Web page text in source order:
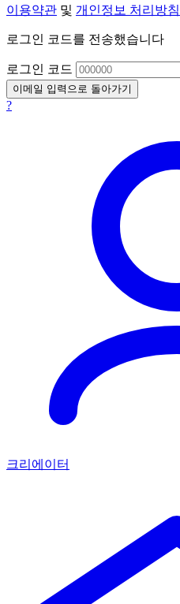
이용약관 및 개인정보 처리방침
로그인 코드를 전송했습니다
로그인 코드
이메일 입력으로 돌아가기
?
크리에이터